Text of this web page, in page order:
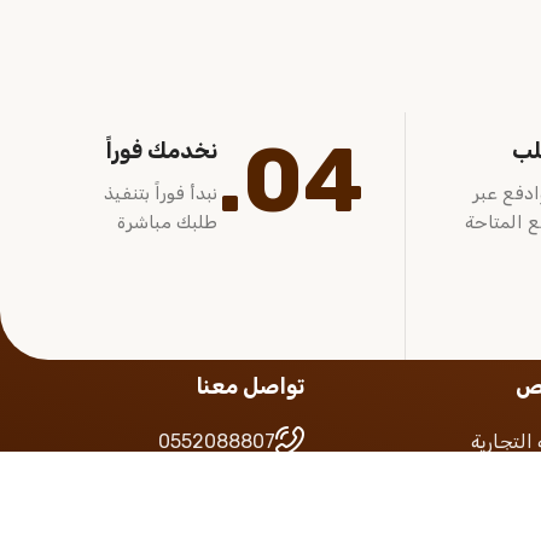
عبر
المتاحة
04. نخدمك فوراً
نبدأ فوراً بتنفيذ
طلبك مباشرة
التجارية
تواصل معنا
0552088807